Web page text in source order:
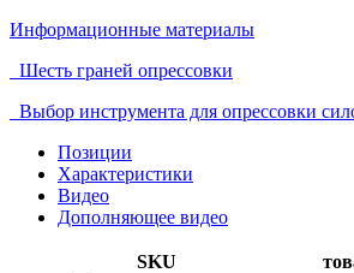
Информационные материалы
Шесть граней опрессовки
Выбор инструмента для опрессовки
Позиции
Характеристики
Видео
Дополняющее видео
SKU